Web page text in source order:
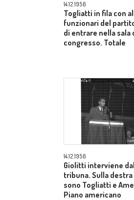
14.12.1956
Togliatti in fila con
funzionari del
di entrare nella sala
congresso. Totale
14.12.1956
Giolitti interviene
tribuna. Sulla
sono Togliatti e
Piano americano